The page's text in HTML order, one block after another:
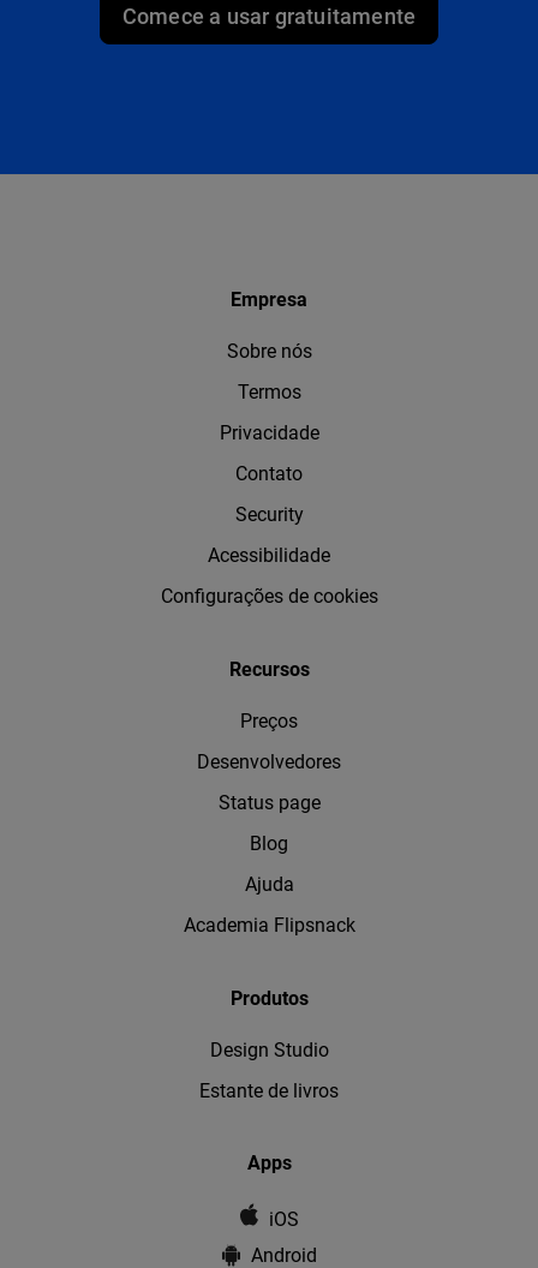
Comece a usar gratuitamente
Empresa
Sobre nós
Termos
Privacidade
Contato
Security
Acessibilidade
Configurações de cookies
Recursos
Preços
Desenvolvedores
Status page
Blog
Ajuda
Academia Flipsnack
Produtos
Design Studio
Estante de livros
Apps
iOS
Android